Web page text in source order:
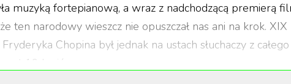
muzyką fortepianową, a wraz z nadchodzącą premierą
ten narodowy wieszcz nie opuszczał nas ani na krok. XIX
Chopina był jednak na ustach słuchaczy z całego
aż 19 krajów.